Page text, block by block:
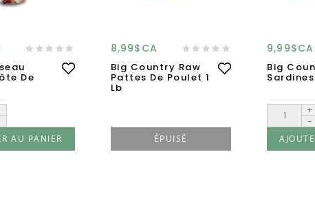
De
AU PANIER
8,99$CA
Big Country Raw
Pattes De Poulet 1
Lb
ÉPUISÉ
9,99$CA
Big
Sardines
+
-